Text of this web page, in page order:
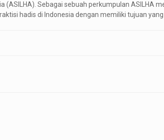
(ASILHA). Sebagai sebuah perkumpulan ASILHA
hadis di Indonesia dengan memiliki tujuan yang